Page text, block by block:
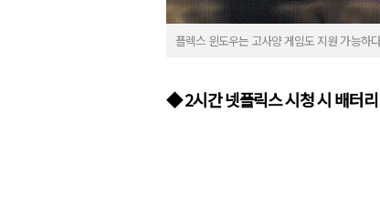
플렉스 윈도우는 고사양 게임도 지원 가능하
◆ 2시간 넷플릭스 시청 시 배터